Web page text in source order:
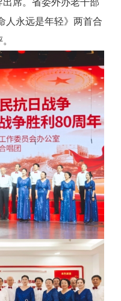
人永远是年轻》两首合